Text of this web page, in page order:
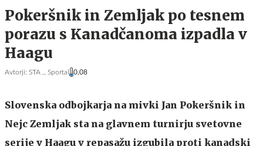
Pokeršnik in Zemljak po tesnem
porazu s Kanadčanoma izpadla v
Haagu
Avtorji: STA ,, Sportal 0,08
Slovenska odbojkarja na mivki Jan Pokeršnik in
Nejc Zemljak sta na glavnem turnirju svetovne
serije v Haagu v repasažu izgubila proti kanadski